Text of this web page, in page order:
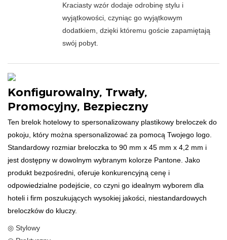
Kraciasty wzór dodaje odrobinę stylu i
wyjątkowości, czyniąc go wyjątkowym
dodatkiem, dzięki któremu goście zapamiętają
swój pobyt.
Konfigurowalny, Trwały,
Promocyjny, Bezpieczny
Ten brelok hotelowy to spersonalizowany plastikowy breloczek do
pokoju, który można spersonalizować za pomocą Twojego logo.
Standardowy rozmiar breloczka to 90 mm x 45 mm x 4,2 mm i
jest dostępny w dowolnym wybranym kolorze Pantone. Jako
produkt bezpośredni, oferuje konkurencyjną cenę i
odpowiedzialne podejście, co czyni go idealnym wyborem dla
hoteli i firm poszukujących wysokiej jakości, niestandardowych
breloczków do kluczy.
◎ Stylowy